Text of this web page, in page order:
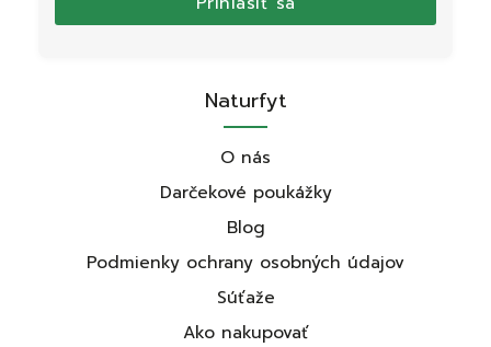
Naturfyt
O nás
Darčekové poukážky
Blog
Podmienky ochrany osobných údajov
Súťaže
Ako nakupovať